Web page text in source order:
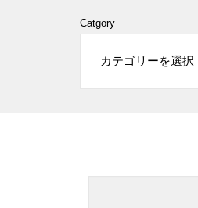
Catgory